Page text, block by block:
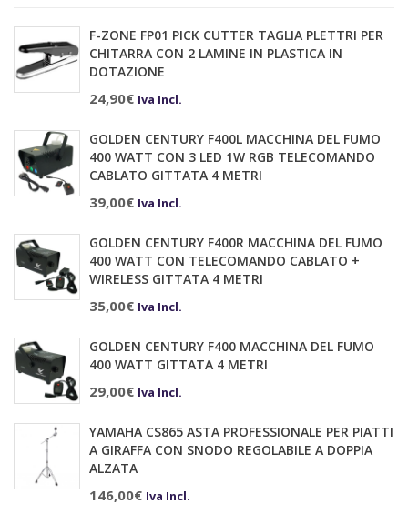
F-ZONE FP01 PICK CUTTER TAGLIA PLETTRI PER
CHITARRA CON 2 LAMINE IN PLASTICA IN
DOTAZIONE
24,90€ Iva Incl.
GOLDEN CENTURY F400L MACCHINA DEL FUMO
400 WATT CON 3 LED 1W RGB TELECOMANDO
CABLATO GITTATA 4 METRI
39,00€ Iva Incl.
GOLDEN CENTURY F400R MACCHINA DEL FUMO
400 WATT CON TELECOMANDO CABLATO +
WIRELESS GITTATA 4 METRI
35,00€ Iva Incl.
GOLDEN CENTURY F400 MACCHINA DEL FUMO
400 WATT GITTATA 4 METRI
29,00€ Iva Incl.
YAMAHA CS865 ASTA PROFESSIONALE PER PIATTI
A GIRAFFA CON SNODO REGOLABILE A DOPPIA
ALZATA
146,00€ Iva Incl.